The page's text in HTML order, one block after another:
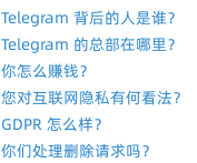
Telegram 背后的人是谁？
Telegram 的总部在哪里？
你怎么赚钱？
您对互联网隐私有何看法？
GDPR 怎么样？
你们处理删除请求吗？